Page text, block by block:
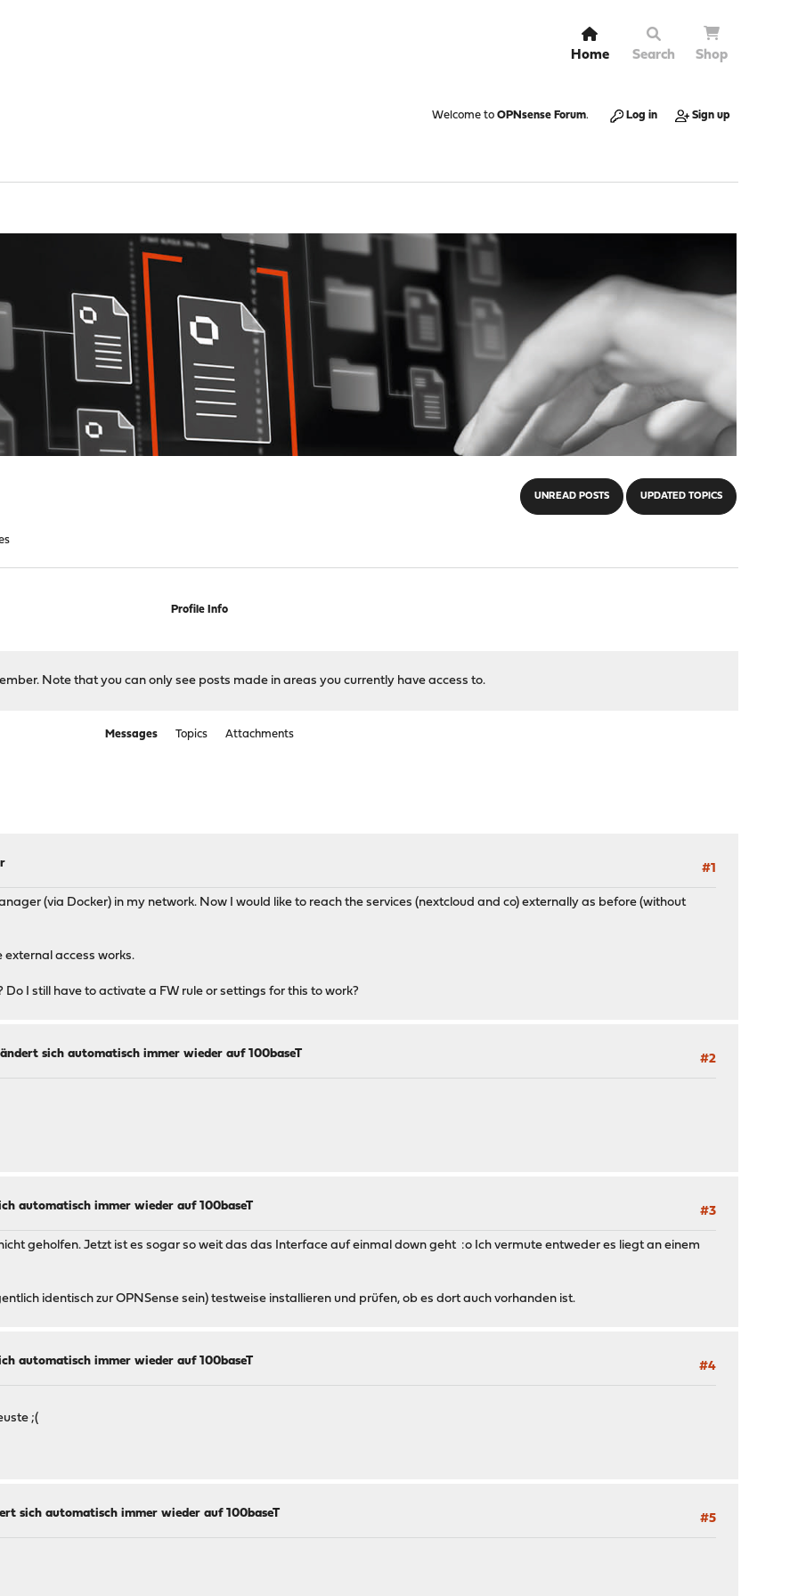
Home Search Shop
Welcome to OPNsense Forum. Log in Sign up
UNREAD POSTS UPDATED TOPICS
Profile Info
Note that you can only see posts made in areas you currently have access to.
Messages Topics Attachments
#1
(via Docker) in my network. Now I would like to reach the services (nextcloud and co) externally as before (without
external access works.
I still have to activate a FW rule or settings for this to work?
#2
sich automatisch immer wieder auf 100baseT
#3
automatisch immer wieder auf 100baseT
geholfen. Jetzt ist es sogar so weit das das Interface auf einmal down geht :o Ich vermute entweder es liegt an einem
identisch zur OPNSense sein) testweise installieren und prüfen, ob es dort auch vorhanden ist.
#4
automatisch immer wieder auf 100baseT
;(
#5
sich automatisch immer wieder auf 100baseT